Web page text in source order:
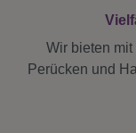
Wir bieten
Perücken und